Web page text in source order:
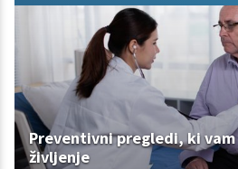
Preventivni pregledi, ki
življenje